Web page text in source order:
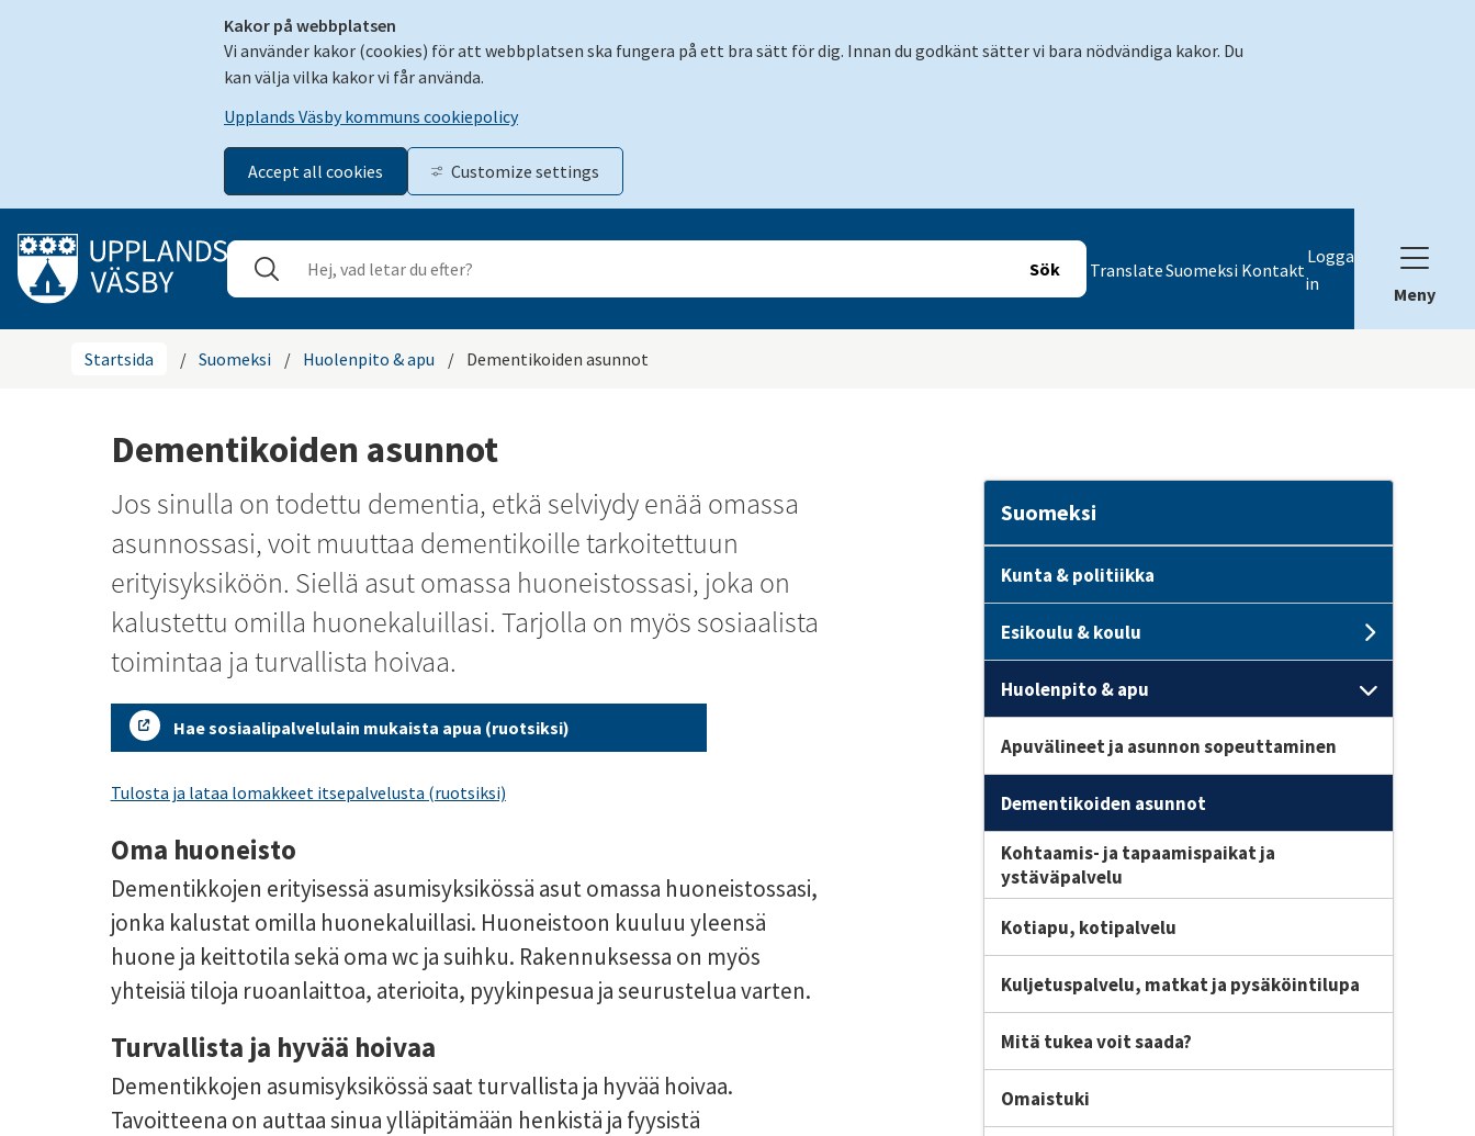
Kakor på webbplatsen
Vi använder kakor (cookies) för att webbplatsen ska fungera på ett bra sätt för dig. Innan du godkänt sätter vi bara nödvändiga kakor. Du
kan välja vilka kakor vi får använda.
Upplands Väsby kommuns cookiepolicy
Accept all cookies Customize settings
Gå till innehåll
Sök
TranslateSuomeksi Kontakt
Logga
in
Meny
Startsida / Suomeksi / Huolenpito & apu / Dementikoiden asunnot
Dementikoiden asunnot
Jos sinulla on todettu dementia, etkä selviydy enää omassa
asunnossasi, voit muuttaa dementikoille tarkoitettuun
erityisyksiköön. Siellä asut omassa huoneistossasi, joka on
kalustettu omilla huonekaluillasi. Tarjolla on myös sosiaalista
toimintaa ja turvallista hoivaa.
Hae sosiaalipalvelulain mukaista apua (ruotsiksi)
Tulosta ja lataa lomakkeet itsepalvelusta (ruotsiksi)
Oma huoneisto
Dementikkojen erityisessä asumisyksikössä asut omassa huoneistossasi,
jonka kalustat omilla huonekaluillasi. Huoneistoon kuuluu yleensä
huone ja keittotila sekä oma wc ja suihku. Rakennuksessa on myös
yhteisiä tiloja ruoanlaittoa, aterioita, pyykinpesua ja seurustelua varten.
Turvallista ja hyvää hoivaa
Dementikkojen asumisyksikössä saat turvallista ja hyvää hoivaa.
Tavoitteena on auttaa sinua ylläpitämään henkistä ja fyysistä
Suomeksi
Kunta & politiikka
Esikoulu & koulu
Huolenpito & apu
Apuvälineet ja asunnon sopeuttaminen
Dementikoiden asunnot
Kohtaamis- ja tapaamispaikat ja
ystäväpalvelu
Kotiapu, kotipalvelu
Kuljetuspalvelu, matkat ja pysäköintilupa
Mitä tukea voit saada?
Omaistuki